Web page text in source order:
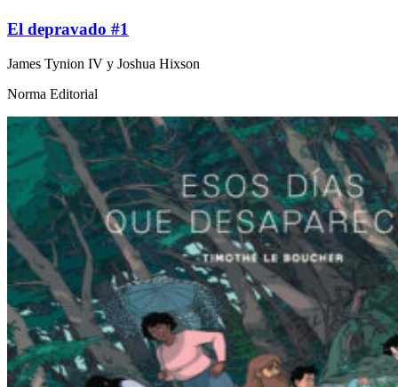
El depravado #1
James Tynion IV y Joshua Hixson
Norma Editorial